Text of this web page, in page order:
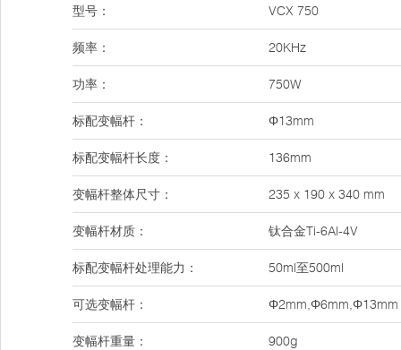
型号： VCX 750
频率： 20KHz
功率： 750W
标配变幅杆： Φ13mm
标配变幅杆长度： 136mm
变幅杆整体尺寸： 235 x 190 x 340 mm
变幅杆材质： 钛合金Ti-6Al-4V
标配变幅杆处理能力： 50ml至500ml
可选变幅杆： Φ2mm,Φ6mm,Φ13mm
变幅杆重量： 900g